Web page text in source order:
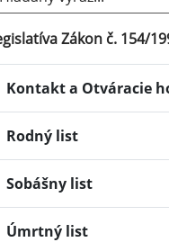
Zákon č. 154/
Kontakt a Otváracie
Rodný list
Sobášny list
Úmrtný list